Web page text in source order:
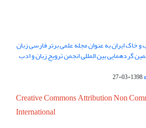
خاک ایران به عنوان مجله علمی برتر فارسی زبان
پانزدهمین گردهمایی بین المللی انجمن ترویج زبان و ادب
1398-03-27
Creative Commons Attribution Non
International